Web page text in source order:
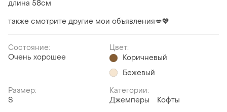
длина 58см
также смотрите другие мои объявления💋💖
Состояние:
Очень хорошее
Цвет:
Коричневый
Бежевый
Размер:
S
Категории:
Джемперы
Кофты